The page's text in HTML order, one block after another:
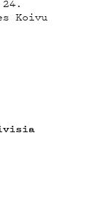
Koivu